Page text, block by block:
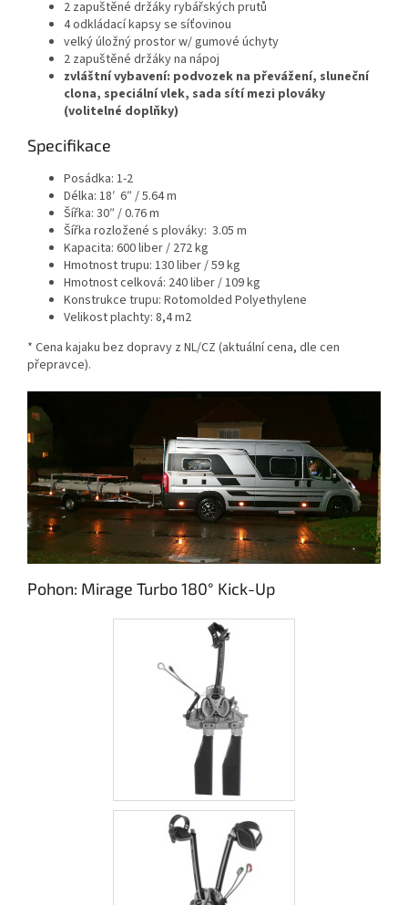
2 zapuštěné držáky rybářských prutů
4 odkládací kapsy se síťovinou
velký úložný prostor w/ gumové úchyty
2 zapuštěné držáky na nápoj
zvláštní vybavení: podvozek na převážení, sluneční
clona, speciální vlek, sada sítí mezi plováky
(volitelné doplňky)
Specifikace
Posádka: 1-2
Délka: 18′ 6″ / 5.64 m
Šířka: 30″ / 0.76 m
Šířka rozložené s plováky: 3.05 m
Kapacita: 600 liber / 272 kg
Hmotnost trupu: 130 liber / 59 kg
Hmotnost celková: 240 liber / 109 kg
Konstrukce trupu: Rotomolded Polyethylene
Velikost plachty: 8,4 m2
* Cena kajaku bez dopravy z NL/CZ (aktuální cena, dle cen
přepravce).
Pohon: Mirage Turbo 180° Kick-Up